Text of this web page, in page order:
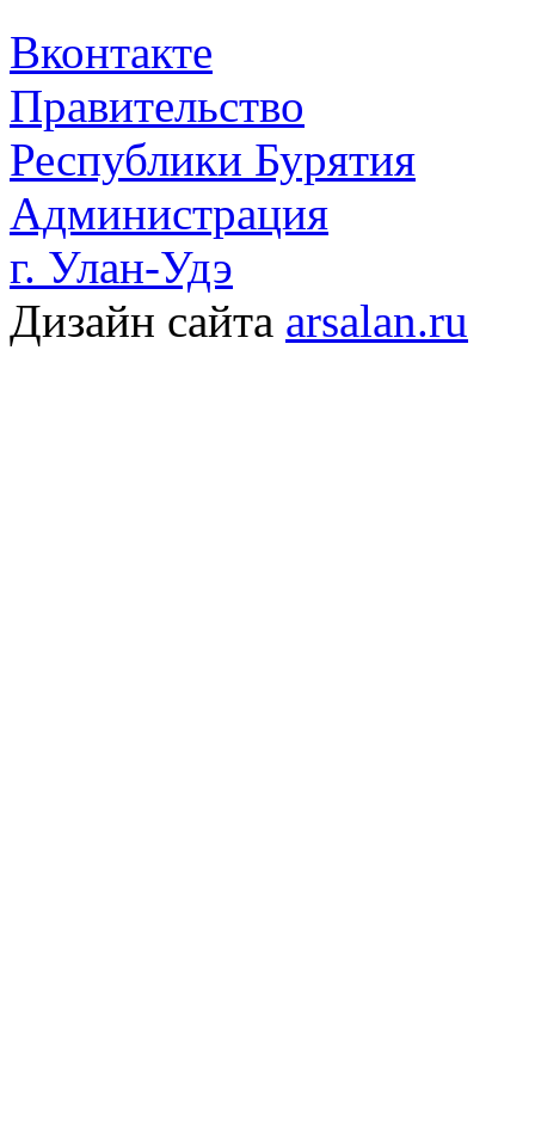
Вконтакте
Правительство
Республики Бурятия
Администрация
г. Улан-Удэ
Дизайн сайта arsalan.ru